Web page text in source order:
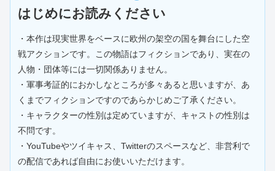
はじめにお読みください
・本作は現実世界をベースに欧州の架空の国を舞台にした空
戦アクションです。この物語はフィクションであり、実在の
人物・団体等には一切関係ありません。
・軍事考証的におかしなところが多々あると思いますが、あ
くまでフィクションですのであらかじめご了承ください。
・キャラクターの性別は定めていますが、キャストの性別は
不問です。
・YouTubeやツイキャス、Twitterのスペースなど、非営利で
の配信であれば自由にお使いいただけます。